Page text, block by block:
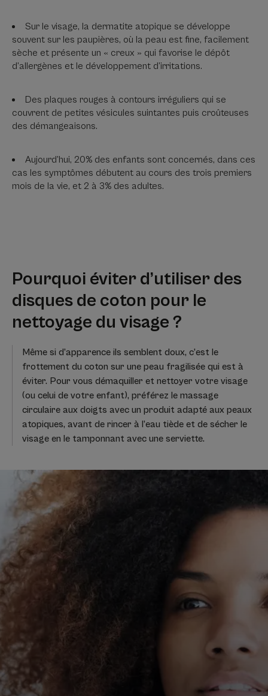
Sur le visage, la dermatite atopique se développe
souvent sur les paupières, où la peau est fine, facilement
sèche et présente un « creux » qui favorise le dépôt
d’allergènes et le développement d’irritations.
Des plaques rouges à contours irréguliers qui se
couvrent de petites vésicules suintantes puis croûteuses
des démangeaisons.
Aujourd’hui, 20% des enfants sont concernés, dans ces
cas les symptômes débutent au cours des trois premiers
mois de la vie, et 2 à 3% des adultes.
Pourquoi éviter d’utiliser des
disques de coton pour le
nettoyage du visage ?
Même si d’apparence ils semblent doux, c’est le
frottement du coton sur une peau fragilisée qui est à
éviter. Pour vous démaquiller et nettoyer votre visage
(ou celui de votre enfant), préférez le massage
circulaire aux doigts avec un produit adapté aux peaux
atopiques, avant de rincer à l’eau tiède et de sécher le
visage en le tamponnant avec une serviette.